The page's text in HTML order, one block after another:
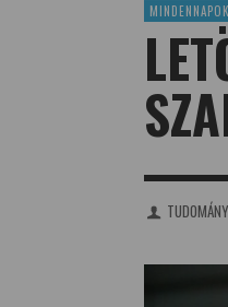
MINDENNAPOK